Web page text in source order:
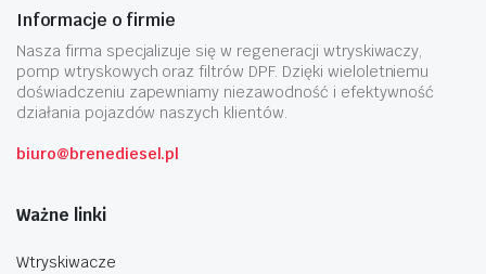
Informacje o firmie
Nasza firma specjalizuje się w regeneracji wtryskiwaczy,
pomp wtryskowych oraz filtrów DPF. Dzięki wieloletniemu
doświadczeniu zapewniamy niezawodność i efektywność
działania pojazdów naszych klientów.
biuro@brenediesel.pl
Ważne linki
Wtryskiwacze